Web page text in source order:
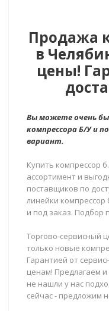
Продажа
в
цены!
Вы можете очень
компрессора Б/У и
вариант.
Купить компрессор
ассортимент и
поставщиков по
линейки компрессор
и под заказ. Подбор
Торгово-сервисный
только новые
Гарантией от
ценам! Предлагаем
не нашли у нас
сейчас - предложим